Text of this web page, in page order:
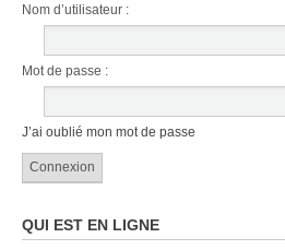
Nom d’utilisateur :
Mot de passe :
J’ai oublié mon mot de passe
QUI EST EN LIGNE